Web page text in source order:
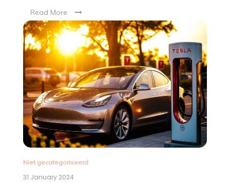
Read More
Niet gecategoriseerd
31 January 2024